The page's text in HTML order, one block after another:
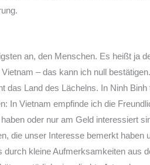
an, den Menschen. Es heißt ja
– das kann ich null
das Land des Lächelns. In Ninh
In Vietnam empfinde ich die
oder nur am Geld interessiert
die unser Interesse bemerkt haben
durch kleine Aufmerksamkeiten aus